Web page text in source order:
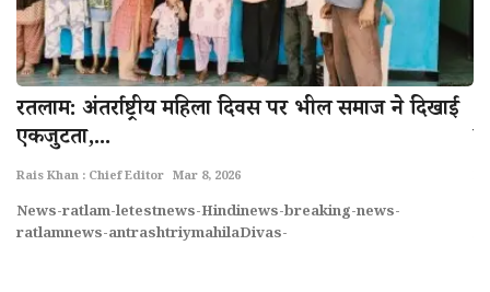
रतलाम: अंतर्राष्ट्रीय महिला दिवस पर भील समाज ने दिखाई
एकजुटता,...
Rais Khan : Chief Editor Mar 8, 2026
News-ratlam-letestnews-Hindinews-breaking-news-
ratlamnews-antrashtriymahilaDivas-